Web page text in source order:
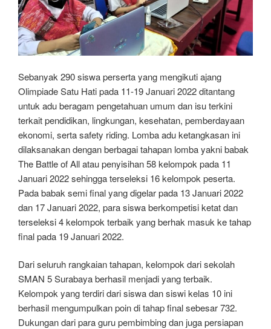
Sebanyak 290 siswa perserta yang mengikuti ajang
Olimpiade Satu Hati pada 11-19 Januari 2022 ditantang
untuk adu beragam pengetahuan umum dan isu terkini
terkait pendidikan, lingkungan, kesehatan, pemberdayaan
ekonomi, serta safety riding. Lomba adu ketangkasan ini
dilaksanakan dengan berbagai tahapan lomba yakni babak
The Battle of All atau penyisihan 58 kelompok pada 11
Januari 2022 sehingga terseleksi 16 kelompok peserta.
Pada babak semi final yang digelar pada 13 Januari 2022
dan 17 Januari 2022, para siswa berkompetisi ketat dan
terseleksi 4 kelompok terbaik yang berhak masuk ke tahap
final pada 19 Januari 2022.
Dari seluruh rangkaian tahapan, kelompok dari sekolah
SMAN 5 Surabaya berhasil menjadi yang terbaik.
Kelompok yang terdiri dari siswa dan siswi kelas 10 ini
berhasil mengumpulkan poin di tahap final sebesar 732.
Dukungan dari para guru pembimbing dan juga persiapan